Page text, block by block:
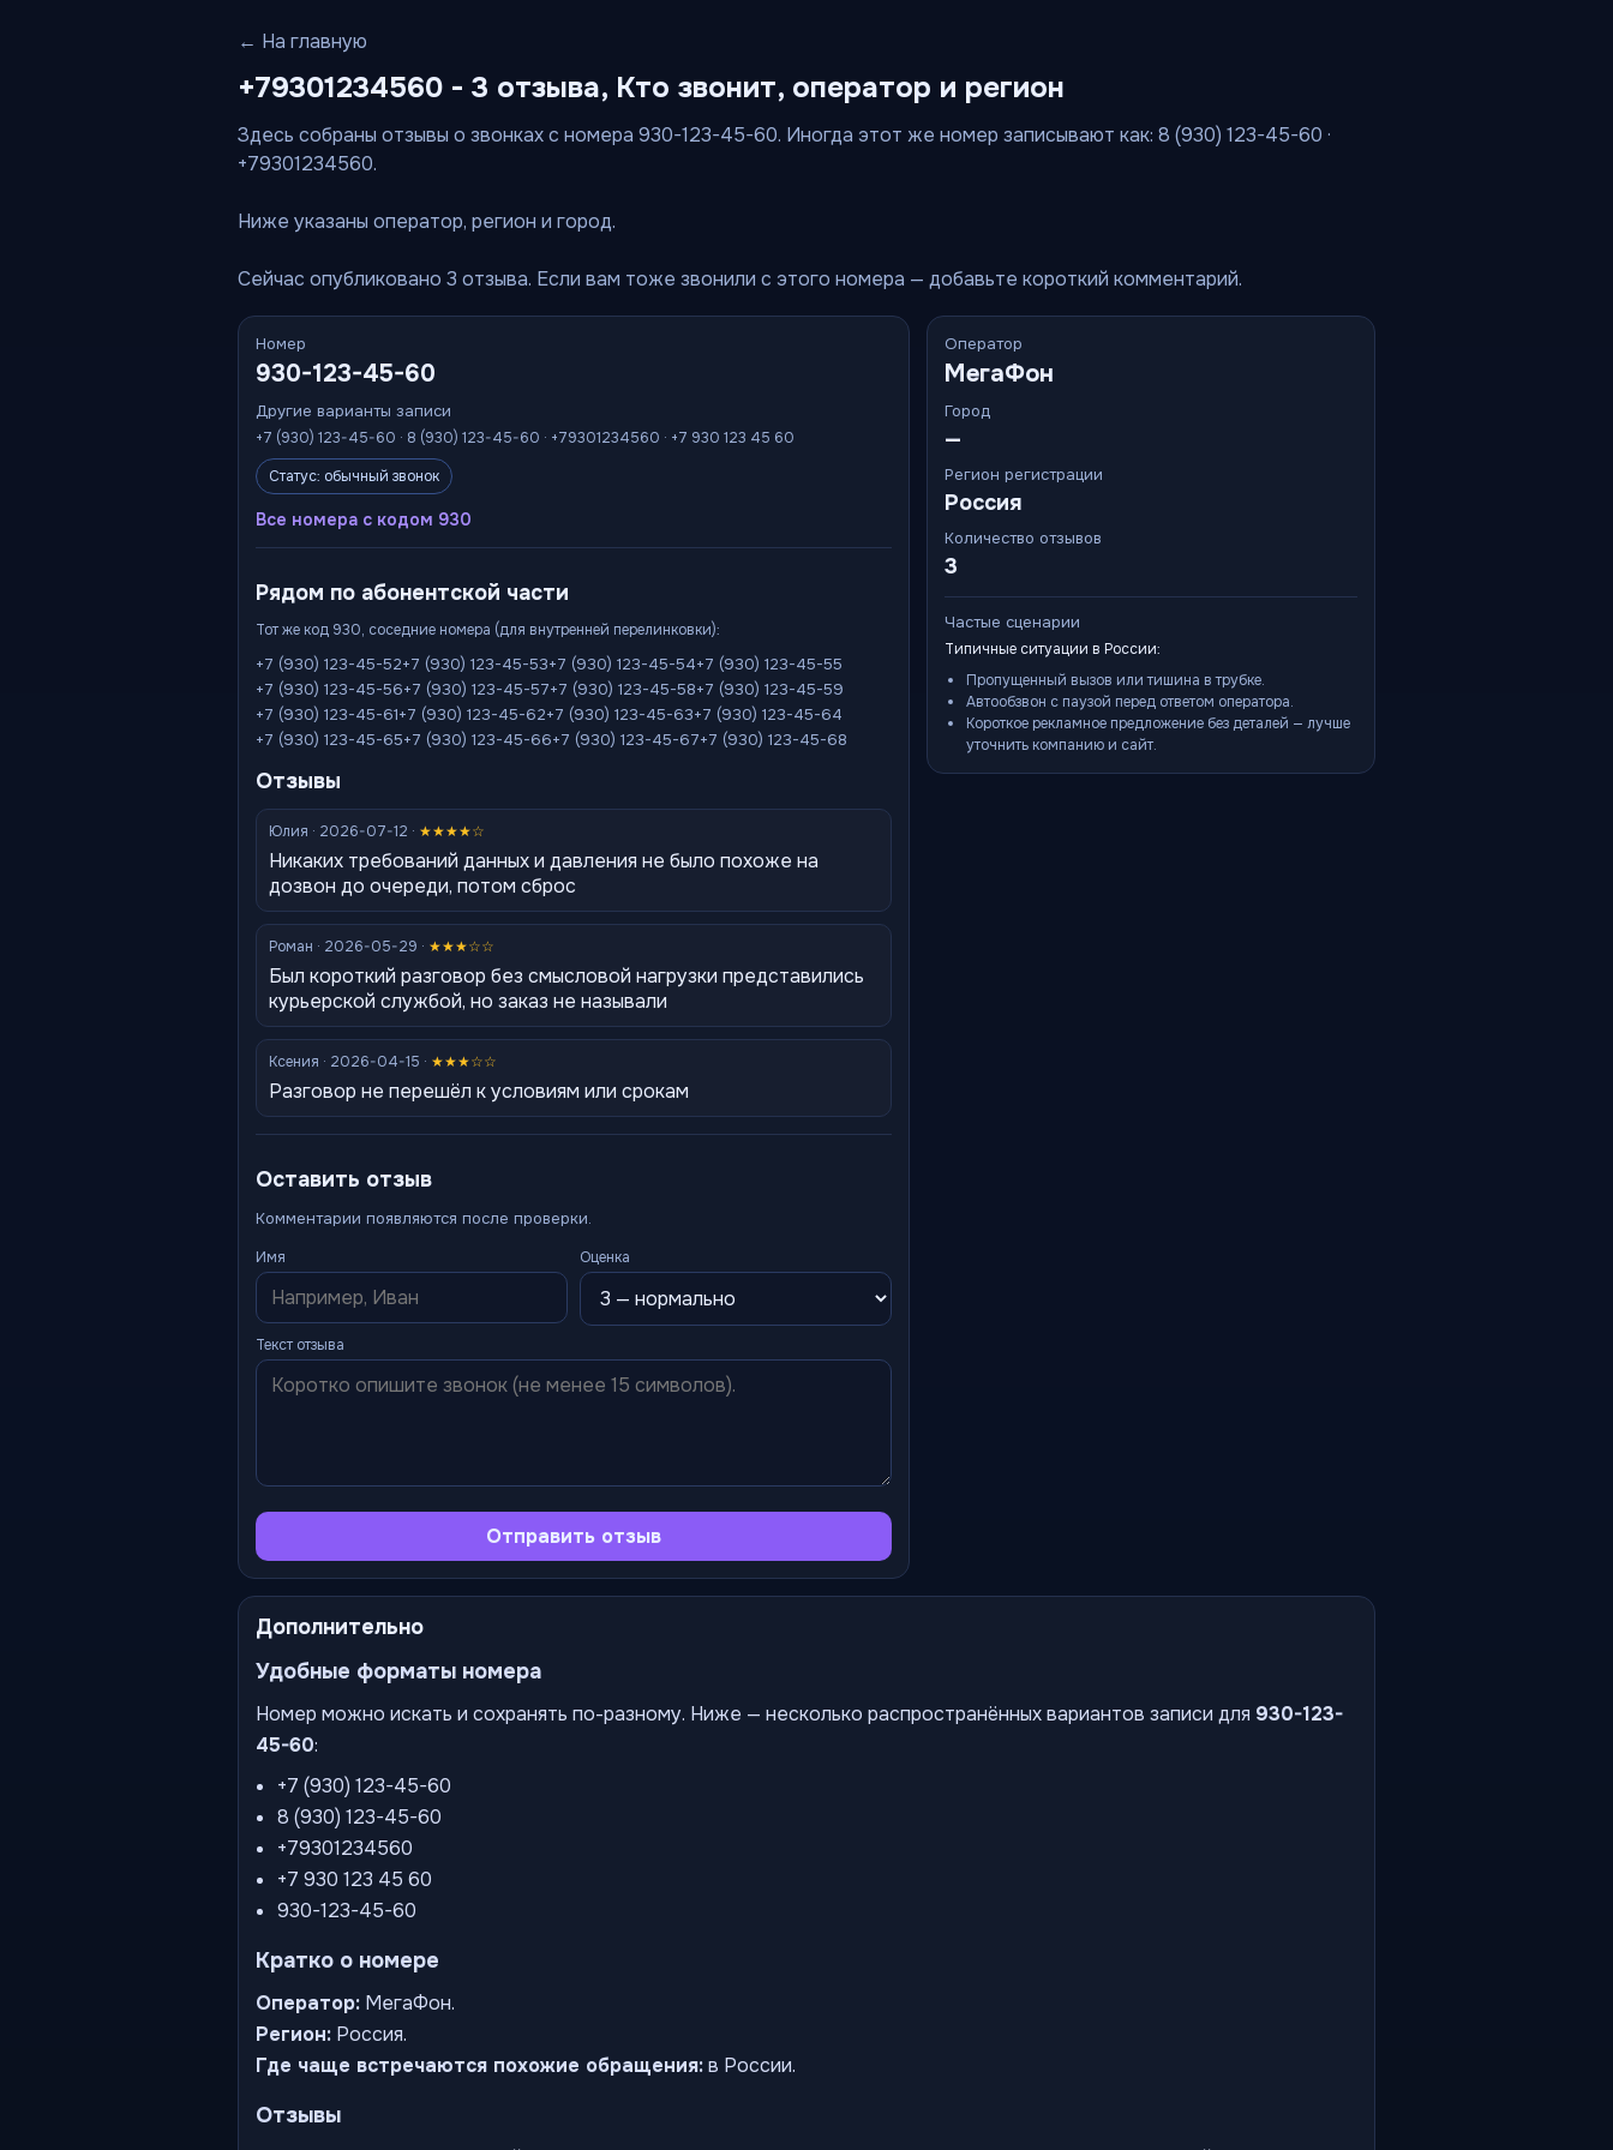
← На главную
+79301234560 - 3 отзыва, Кто звонит, оператор и регион
Здесь собраны отзывы о звонках с номера 930-123-45-60. Иногда этот же номер записывают как: 8 (930) 123-45-60 ·
+79301234560.
Ниже указаны оператор, регион и город.
Сейчас опубликовано 3 отзыва. Если вам тоже звонили с этого номера — добавьте короткий комментарий.
Номер
930-123-45-60
Другие варианты записи
+7 (930) 123-45-60 · 8 (930) 123-45-60 · +79301234560 · +7 930 123 45 60
Статус: обычный звонок
Все номера с кодом 930
Рядом по абонентской части
Тот же код 930, соседние номера (для внутренней перелинковки):
+7 (930) 123-45-52+7 (930) 123-45-53+7 (930) 123-45-54+7 (930) 123-45-55
+7 (930) 123-45-56+7 (930) 123-45-57+7 (930) 123-45-58+7 (930) 123-45-59
+7 (930) 123-45-61+7 (930) 123-45-62+7 (930) 123-45-63+7 (930) 123-45-64
+7 (930) 123-45-65+7 (930) 123-45-66+7 (930) 123-45-67+7 (930) 123-45-68
Отзывы
Юлия · 2026-07-12 · ★★★★☆
Никаких требований данных и давления не было похоже на
дозвон до очереди, потом сброс
Роман · 2026-05-29 · ★★★☆☆
Был короткий разговор без смысловой нагрузки представились
курьерской службой, но заказ не называли
Ксения · 2026-04-15 · ★★★☆☆
Разговор не перешёл к условиям или срокам
Оставить отзыв
Комментарии появляются после проверки.
Имя Оценка
Текст отзыва
Отправить отзыв
Оператор
МегаФон
Город
—
Регион регистрации
Россия
Количество отзывов
3
Частые сценарии
Типичные ситуации в России:
Пропущенный вызов или тишина в трубке.
Автообзвон с паузой перед ответом оператора.
Короткое рекламное предложение без деталей — лучше
уточнить компанию и сайт.
Дополнительно
Удобные форматы номера
Номер можно искать и сохранять по-разному. Ниже — несколько распространённых вариантов записи для 930-123-
45-60:
+7 (930) 123-45-60
8 (930) 123-45-60
+79301234560
+7 930 123 45 60
930-123-45-60
Кратко о номере
Оператор: МегаФон.
Регион: Россия.
Где чаще встречаются похожие обращения:в России.
Отзывы